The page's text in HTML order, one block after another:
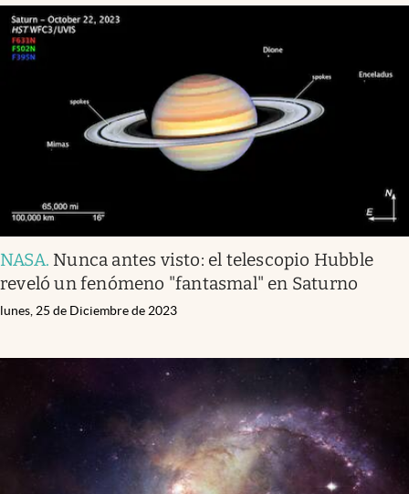
NASA. Nunca antes visto: el telescopio Hubble
reveló un fenómeno "fantasmal" en Saturno
lunes, 25 de Diciembre de 2023